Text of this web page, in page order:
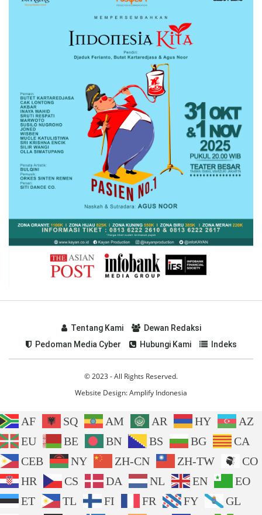
Tentang Kami
Dewan Redaksi
Pedoman Media Cyber
Hubungi Kami Indeks
© 2023 - All Rights Reserved.
Website Design:Amplify Indonesia
AF SQ AM AR HY
AZ
EU
BE BN BS BG
CA
CEB
NY ZH-CN ZH-TW
CO
HR
CS DA NL EN
EO
ET
TL FI FR FY
GL